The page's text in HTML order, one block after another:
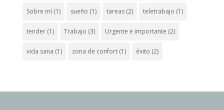
Sobre mí(1) sueño (1) tareas(2) teletrabajo (1)
tender(1) Trabajo (3) Urgente e importante (2)
vida sana (1) zona de confort(1) éxito (2)